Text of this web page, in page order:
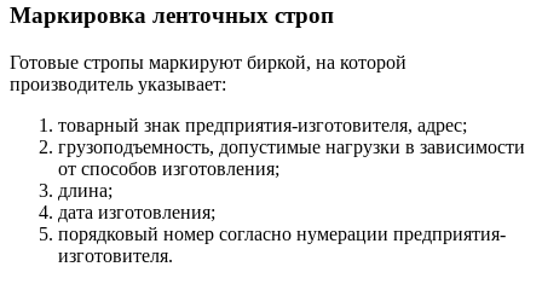
Маркировка ленточных строп
Готовые стропы маркируют биркой, на которой
производитель указывает:
товарный знак предприятия-изготовителя, адрес;
грузоподъемность, допустимые нагрузки в зависимости
от способов изготовления;
длина;
дата изготовления;
порядковый номер согласно нумерации предприятия-
изготовителя.